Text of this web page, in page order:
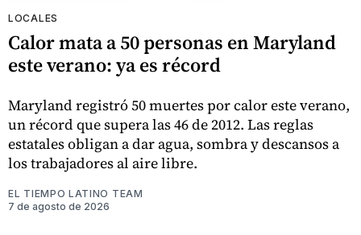
LOCALES
Calor mata a 50 personas en Maryland
este verano: ya es récord
Maryland registró 50 muertes por calor este verano,
un récord que supera las 46 de 2012. Las reglas
estatales obligan a dar agua, sombra y descansos a
los trabajadores al aire libre.
EL TIEMPO LATINO TEAM
7 de agosto de 2026